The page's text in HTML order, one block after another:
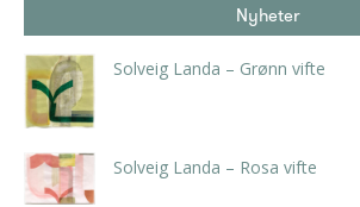
Nyheter
Solveig Landa – Grønn vifte
Solveig Landa – Rosa vifte